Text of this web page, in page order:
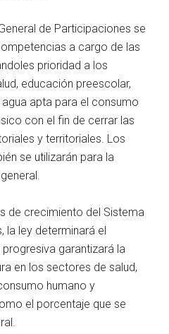
de Participaciones se
a cargo de las
prioridad a los
educación preescolar,
apta para el consumo
con el fin de cerrar las
y territoriales. Los
se utilizarán para la
de crecimiento del Sistema
la ley determinará el
garantizará la
en los sectores de salud,
humano y
el porcentaje que se